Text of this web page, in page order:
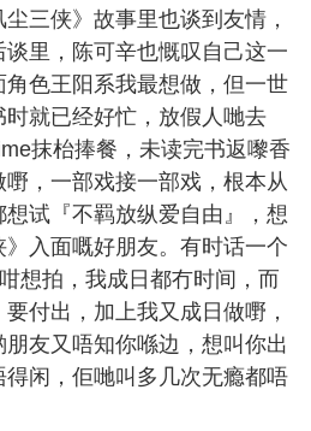
尘三侠》故事里也谈到友情，
里，陈可辛也慨叹自己这一
色王阳系我最想做，但一世
就已经好忙，放假人哋去
抹枱捧餐，未读完书返嚟香
，一部戏接一部戏，根本从
试『不羁放纵爱自由』，想
入面嘅好朋友。有时话一个
想拍，我成日都冇时间，而
付出，加上我又成日做嘢，
友又唔知你喺边，想叫你出
闲，佢哋叫多几次无瘾都唔